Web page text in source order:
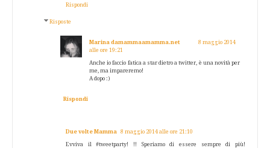
Rispondi
Risposte
Marina damammaamamma.net
8 maggio 2014
alle ore 19:21
Anche io faccio fatica a star dietro a twitter, è una novità per
me, ma impareremo!
A dopo :)
Rispondi
Due volte Mamma 8 maggio 2014 alle ore 21:10
Evviva il #tweetparty! !! Speriamo di essere sempre di più!